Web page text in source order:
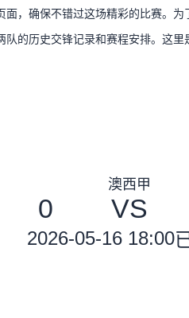
面，确保不错过这场精彩的比赛。
队的历史交锋记录和赛程安排。这
澳西甲
0 VS
2026-05-16 18:00